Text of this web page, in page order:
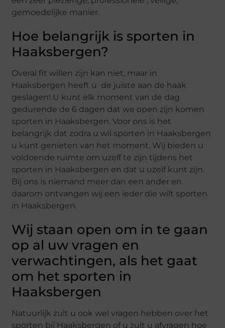
gemoedelijke manier.
Hoe belangrijk is sporten in
Haaksbergen?
Overal fit willen zijn kan niet, maar in
Haaksbergen heeft u de juiste aan de haak
geslagen! U kunt elk moment van de dag
gedurende de 6 dagen dat we open zijn komen
sporten in Haaksbergen. Voor ons is het
belangrijk dat zodra u wil sporten in Haaksbergen
u kunt genieten van het moment. Wij bieden u
voldoende ruimte om uzelf te zijn tijdens het
sporten in Haaksbergen en dat u uzelf kunt zijn.
Bij ons is niemand meer dan een ander en
daarom ontvangen wij een ieder die wilt sporten
in Haaksbergen.
Wij staan open om in te gaan
op al uw vragen en
verwachtingen, als het gaat
om het sporten in
Haaksbergen
Natuurlijk zult u ook wel vragen hebben over het
sporten bij Haaksbergen of u zult u afvragen hoe